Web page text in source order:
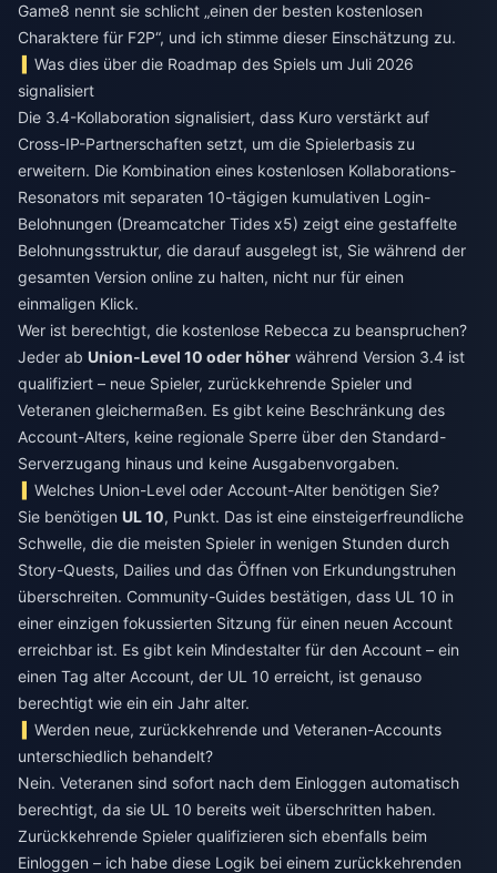
Game8 nennt sie schlicht „einen der besten kostenlosen
Charaktere für F2P“, und ich stimme dieser Einschätzung zu.
Was dies über die Roadmap des Spiels um Juli 2026
signalisiert
Die 3.4-Kollaboration signalisiert, dass Kuro verstärkt auf
Cross-IP-Partnerschaften setzt, um die Spielerbasis zu
erweitern. Die Kombination eines kostenlosen Kollaborations-
Resonators mit separaten 10-tägigen kumulativen Login-
Belohnungen (Dreamcatcher Tides x5) zeigt eine gestaffelte
Belohnungsstruktur, die darauf ausgelegt ist, Sie während der
gesamten Version online zu halten, nicht nur für einen
einmaligen Klick.
Wer ist berechtigt, die kostenlose Rebecca zu beanspruchen?
Jeder ab Union-Level 10 oder höher während Version 3.4 ist
qualifiziert – neue Spieler, zurückkehrende Spieler und
Veteranen gleichermaßen. Es gibt keine Beschränkung des
Account-Alters, keine regionale Sperre über den Standard-
Serverzugang hinaus und keine Ausgabenvorgaben.
Welches Union-Level oder Account-Alter benötigen Sie?
Sie benötigen UL 10, Punkt. Das ist eine einsteigerfreundliche
Schwelle, die die meisten Spieler in wenigen Stunden durch
Story-Quests, Dailies und das Öffnen von Erkundungstruhen
überschreiten. Community-Guides bestätigen, dass UL 10 in
einer einzigen fokussierten Sitzung für einen neuen Account
erreichbar ist. Es gibt kein Mindestalter für den Account – ein
einen Tag alter Account, der UL 10 erreicht, ist genauso
berechtigt wie ein ein Jahr alter.
Werden neue, zurückkehrende und Veteranen-Accounts
unterschiedlich behandelt?
Nein. Veteranen sind sofort nach dem Einloggen automatisch
berechtigt, da sie UL 10 bereits weit überschritten haben.
Zurückkehrende Spieler qualifizieren sich ebenfalls beim
Einloggen – ich habe diese Logik bei einem zurückkehrenden